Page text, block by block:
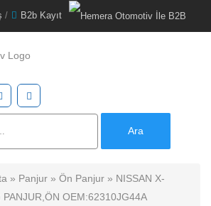
/ B2b Kayıt
Ara
» Panjur » Ön Panjur » NISSAN X-
OEM:62310JG44A